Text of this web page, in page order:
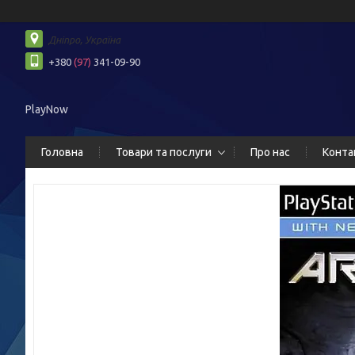
Дніпро, Україна
+380 (97) 341-09-90
PlayNow
Головна Товари та послуги Про нас